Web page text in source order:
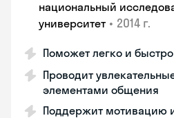
национальный
университет • 2014 г.
Поможет легко и
Проводит
элементами общения
Поддержит мотивацию